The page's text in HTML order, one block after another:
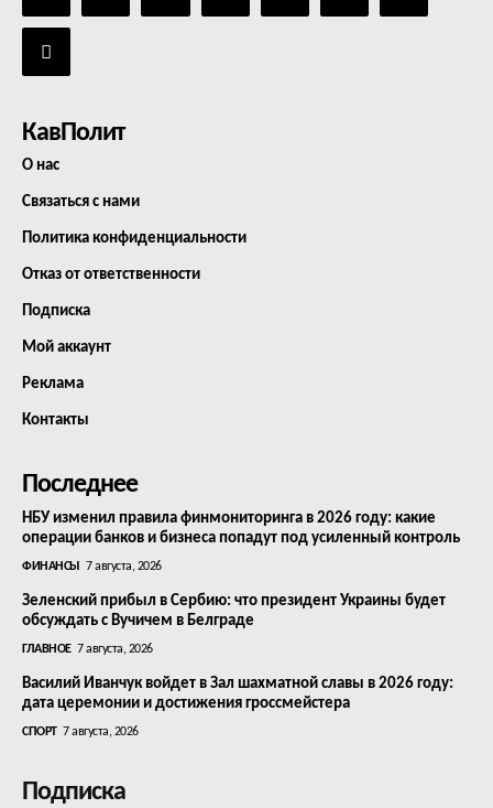
КавПолит
О нас
Связаться с нами
Политика конфиденциальности
Отказ от ответственности
Подписка
Мой аккаунт
Реклама
Контакты
Последнее
НБУ изменил правила финмониторинга в 2026 году: какие
операции банков и бизнеса попадут под усиленный контроль
ФИНАНСЫ 7 августа, 2026
Зеленский прибыл в Сербию: что президент Украины будет
обсуждать с Вучичем в Белграде
ГЛАВНОЕ 7 августа, 2026
Василий Иванчук войдет в Зал шахматной славы в 2026 году:
дата церемонии и достижения гроссмейстера
СПОРТ 7 августа, 2026
Подписка